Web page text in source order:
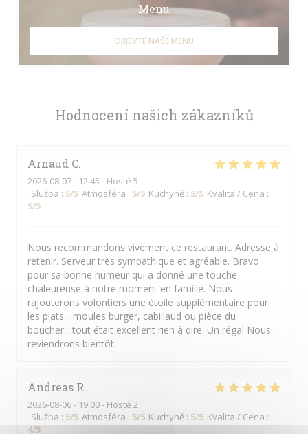
Hodnocení našich zákazníků
Arnaud C
2026-08-07- 12:45 - Hosté 5
Služba : 5/5 Atmosféra : 5/5 Kuchyně : 5/5 Kvalita / Cena :
5/5
Nous recommandons vivement ce restaurant. Adresse à
retenir. Serveur très sympathique et agréable. Bravo
pour sa bonne humeur qui a donné une touche
chaleureuse à notre moment en famille. Nous
rajouterons volontiers une étoile supplémentaire pour
les plats... moules burger, cabillaud ou pièce du
boucher....tout était excellent rien à dire. Un régal Nous
reviendrons bientôt.
Andreas R
2026-08-06- 19:00 - Hosté 2
Služba : 5/5 Atmosféra : 5/5 Kuchyně : 5/5 Kvalita / Cena :
4/5
Menu
OBJEVTE NAŠE MENU